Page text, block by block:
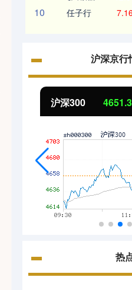
10 任子行
沪深京行
沪深300
热